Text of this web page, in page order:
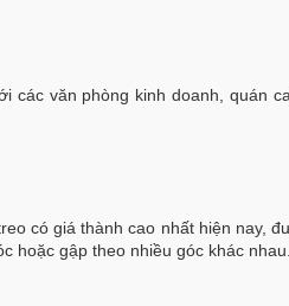
văn phòng kinh doanh, quán
có giá thành cao nhất hiện nay,
hoặc gập theo nhiều góc khác nhau.